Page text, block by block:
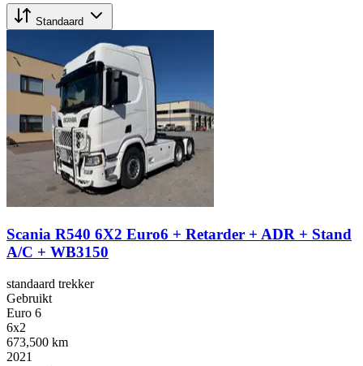
Standaard
Scania R540 6X2 Euro6 + Retarder + ADR + Stand
A/C + WB3150
standaard trekker
Gebruikt
Euro 6
6x2
673,500 km
2021